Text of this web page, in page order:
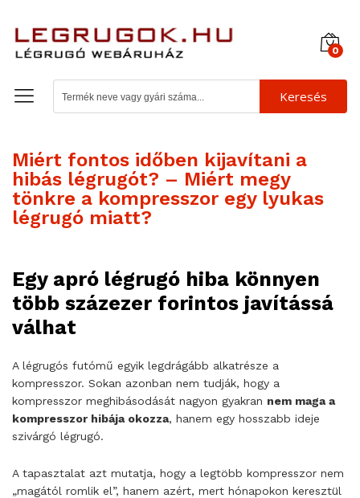
0
Keresés
Miért fontos időben kijavítani a
hibás légrugót? – Miért megy
tönkre a kompresszor egy lyukas
légrugó miatt?
Egy apró légrugó hiba könnyen
több százezer forintos javítássá
válhat
A légrugós futómű egyik legdrágább alkatrésze a
kompresszor. Sokan azonban nem tudják, hogy a
kompresszor meghibásodását nagyon gyakran nem maga a
kompresszor hibája okozza, hanem egy hosszabb ideje
szivárgó légrugó.
A tapasztalat azt mutatja, hogy a legtöbb kompresszor nem
„magától romlik el”, hanem azért, mert hónapokon keresztül